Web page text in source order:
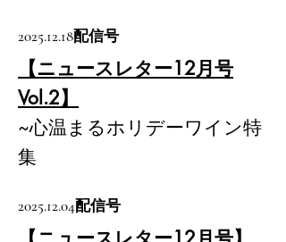
2025.12.18配信号
【ニュースレター12月号
Vol.2】
~心温まるホリデーワイン特
集
2025.12.04配信号